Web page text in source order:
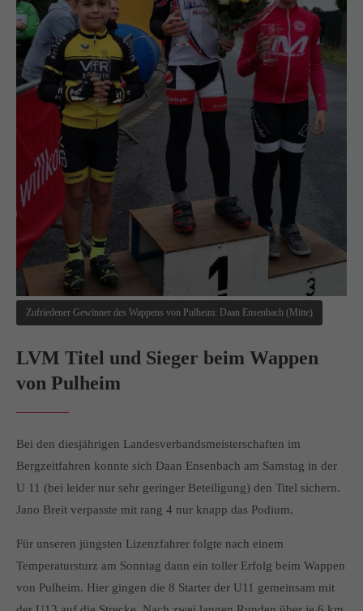
We offer support for our customers
Mon - Fri 8:00am - 5:00pm
(GMT +1)
Get in touch
Cybersteel Inc.
376-293 City Road, Suite 600
San Francisco, CA 94102
Have any questions?
+44 1234 567 890
Drop us a line
info@yourdomain.com
About us
Lorem ipsum dolor sit amet, consectetuer adipiscing elit.
Aenean commodo ligula eget dolor. Aenean massa. Cum
sociis natoque penatibus et magnis dis parturient montes,
nascetur ridiculus mus. Donec quam felis, ultricies nec.
Zufriedener Gewinner des Wappens von Pulheim: Daan Ensenbach (Mitte)
LVM Titel und Sieger beim Wappen
von Pulheim
Bei den diesjährigen Landesverbandsmeisterschaften im
Bergzeitfahren konnte sich Daan Ensenbach am Samstag in der
U 11 (bei leider nur sehr geringer Beteiligung) den Titel sichern.
Jano Breit verpasste mit rang 4 nur knapp das Podium.
Für unseren jüngsten Lizenzfahrer folgte nach einem
Temperatursturz am Sonntag dann ein toller Erfolg beim Wappen
von Pulheim. Hier gingen die 8 Starter der U11 gemeinsam mit